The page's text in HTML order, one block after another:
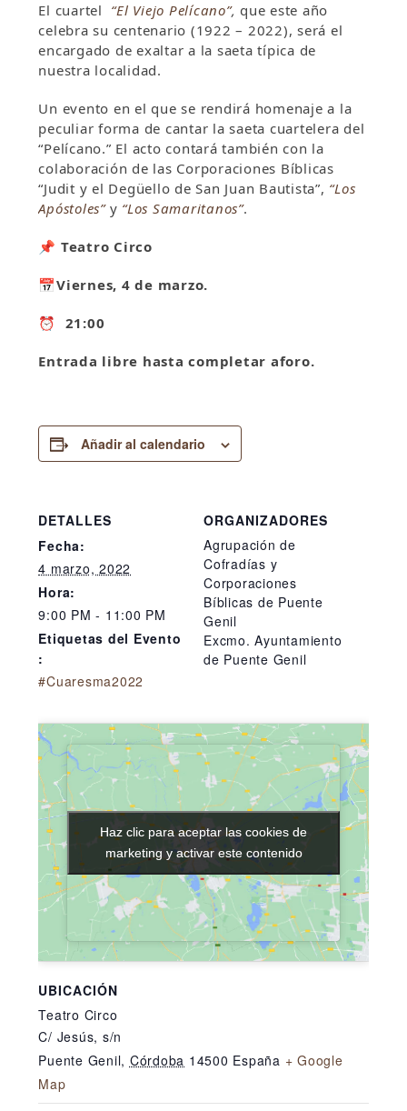
El cuartel “El Viejo Pelícano”, que este año
celebra su centenario (1922 – 2022), será el
encargado de exaltar a la saeta típica de
nuestra localidad.
Un evento en el que se rendirá homenaje a la
peculiar forma de cantar la saeta cuartelera del
“Pelícano.” El acto contará también con la
colaboración de las Corporaciones Bíblicas
“Judit y el Degüello de San Juan Bautista”, “Los
Apóstoles”y “Los Samaritanos”.
📌 Teatro Circo
📅Viernes, 4 de marzo.
⏰ 21:00
Entrada libre hasta completar aforo.
Añadir al calendario
DETALLES
Fecha:
4 marzo, 2022
Hora:
9:00 PM - 11:00 PM
Etiquetas del Evento
:
#Cuaresma2022
ORGANIZADORES
Agrupación de
Cofradías y
Corporaciones
Bíblicas de Puente
Genil
Excmo. Ayuntamiento
de Puente Genil
UBICACIÓN
Teatro Circo
C/ Jesús, s/n
Puente Genil, Córdoba 14500 España + Google
Map
Haz clic para aceptar las cookies de
marketing y activar este contenido
Haz clic para aceptar las cookies de
marketing y activar este contenido